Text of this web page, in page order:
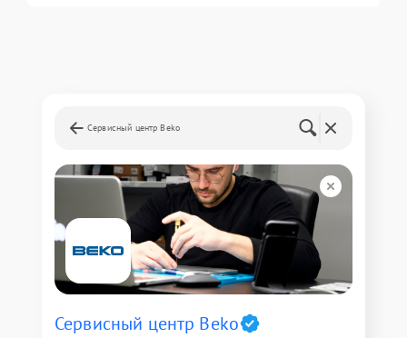
Сервисный центр Beko
Сервисный центр Beko